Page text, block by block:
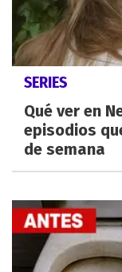
SERIES
Qué ver en
episodios
de semana